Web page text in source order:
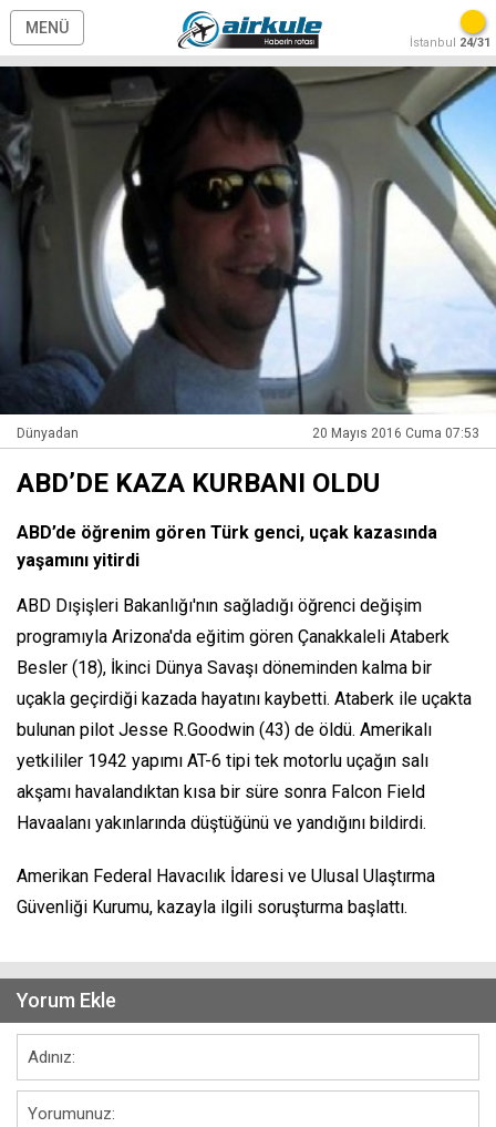
MENÜ
İstanbul 24/31
Dünyadan 20 Mayıs 2016 Cuma 07:53
ABD’DE KAZA KURBANI OLDU
ABD’de öğrenim gören Türk genci, uçak kazasında
yaşamını yitirdi
ABD Dışişleri Bakanlığı'nın sağladığı öğrenci değişim
programıyla Arizona'da eğitim gören Çanakkaleli Ataberk
Besler (18), İkinci Dünya Savaşı döneminden kalma bir
uçakla geçirdiği kazada hayatını kaybetti. Ataberk ile uçakta
bulunan pilot Jesse R.Goodwin (43) de öldü. Amerikalı
yetkililer 1942 yapımı AT-6 tipi tek motorlu uçağın salı
akşamı havalandıktan kısa bir süre sonra Falcon Field
Havaalanı yakınlarında düştüğünü ve yandığını bildirdi.
Amerikan Federal Havacılık İdaresi ve Ulusal Ulaştırma
Güvenliği Kurumu, kazayla ilgili soruşturma başlattı.
Yorum Ekle